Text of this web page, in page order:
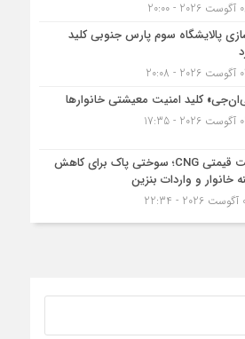
پالایشگاه سوم پارس جنوبی کلید
کلید امنیت معیشتی خانوارها
مزیت قیمتی CNG؛ سوختی پاک برای کاهش
خانوار و واردات بنزین